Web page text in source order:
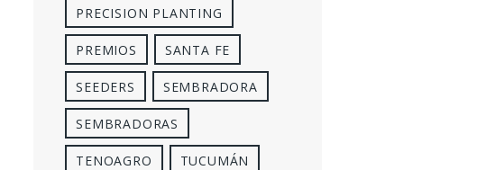
PRECISION PLANTING
PREMIOS SANTA FE
SEEDERS SEMBRADORA
SEMBRADORAS
TENOAGRO TUCUMÁN